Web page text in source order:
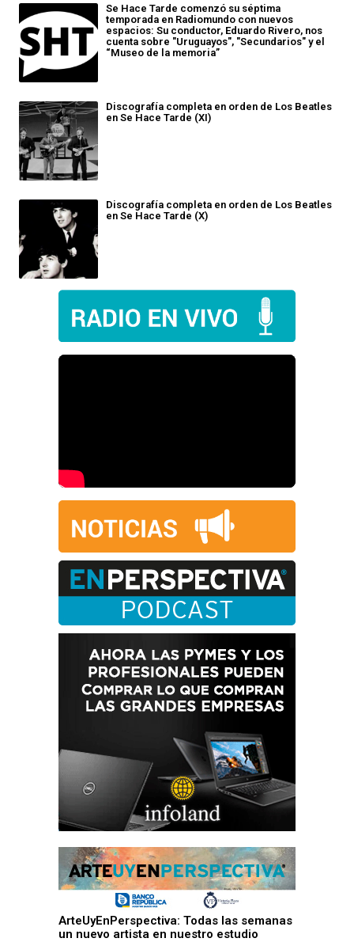
Se Hace Tarde comenzó su séptima
temporada en Radiomundo con nuevos
espacios: Su conductor, Eduardo Rivero, nos
cuenta sobre "Uruguayos", "Secundarios" y el
“Museo de la memoria”
Discografía completa en orden de Los Beatles
en Se Hace Tarde (XI)
Discografía completa en orden de Los Beatles
en Se Hace Tarde (X)
ArteUyEnPerspectiva: Todas las semanas
un nuevo artista en nuestro estudio